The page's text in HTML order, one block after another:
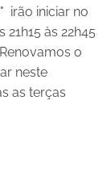
irão iniciar no
às 22h45
o
neste
as terças